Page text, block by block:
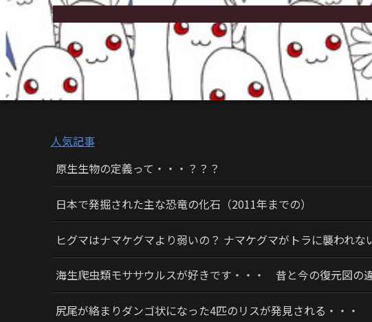
人気記事
原生生物の定義って・・・？？？
日本で発掘された主な恐竜の化石（2011年までの）
ヒグマはナマケグマより弱いの？ ナマケグマがトラに襲われな
海生爬虫類モササウルスが好きです・・・ 昔と今の復元図の
尻尾が絡まりダンゴ状になった4匹のリスが発見される・・・